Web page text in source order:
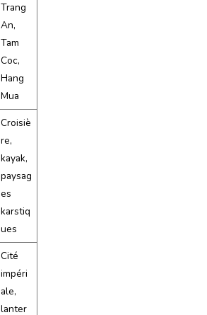
Trang
An,
Tam
Coc,
Hang
Mua
Croisiè
re,
kayak,
paysag
es
karstiq
ues
Cité
impéri
ale,
lanter